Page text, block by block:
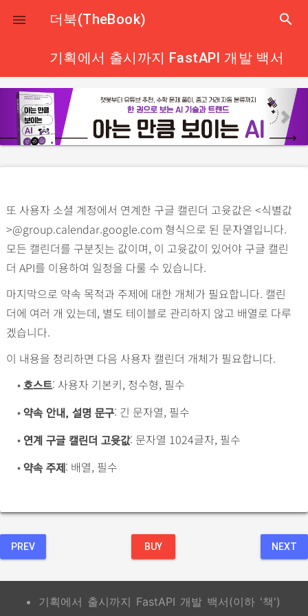
close
 더북(TheBook) search
기획에서 출시까지 FastAPI 개발 백서
p
r
e
u
s
e
x
또 사용자 소셜 계정에서 연계한 구글 캘린더 고윳값은 <식별값
>@group.calendar.google.com 형식으로 된 문자열입니다.
모든 캘린더를 구분짓는 값이며, 이 고윳값이 있어야 구글 캘린
더 API를 이용하여 일정을 다룰 수 있습니다.
마지막으로 약속 목적과 주제에 대한 개체가 필요합니다. 캘린
더에 여러 개 있는데, 별도 테이블로 관리하지 않고 배열로 다루
겠습니다.
이 내용을 정리하면 다음 사용자 캘린더 개체가 필요합니다.
• 호스트: 사용자 기본키, 정수형, 필수
• 약속 안내, 설명 문구: 긴 문자열, 필수
• 연계 구글 캘린더 고윳값: 문자열 1024글자, 필수
• 약속 주제 : 배열, 필수
PREV BUY NEXT
기획에서 출시까지 FastAPI 개발 백서(이하 '책')